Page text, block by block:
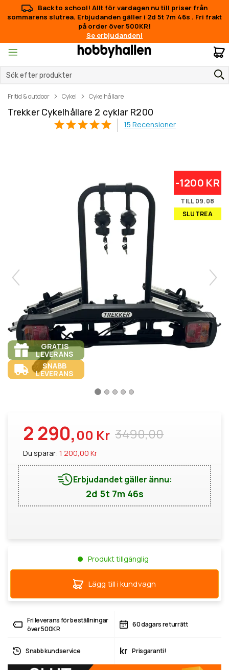
Back to school! Allt för vardagen nu till priser från
sommarens slutrea. Erbjudanden gäller i 2d 5t 7m 45s . Fri frakt
på order över 500KR!
Se erbjudanden!
Fritid & outdoor Cykel Cykelhållare
Trekker Cykelhållare 2 cyklar R200
15 Recensioner
-1200 KR
TILL 09.08
SLUTREA
GRATIS
LEVERANS
SNABB
LEVERANS
3490,00
2 290,00 Kr
Du sparar: 1 200,00 Kr
Erbjudandet gäller ännu:
2d 5t 7m 45s
Produkt tillgänglig
Lägg till i kundvagn
Fri leverans för beställningar
över 500KR
60 dagars returrätt
Snabb kundservice kr Prisgaranti!